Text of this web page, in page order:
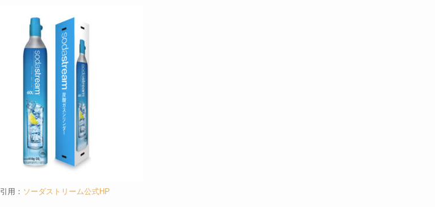
引用： ソーダストリーム公式HP